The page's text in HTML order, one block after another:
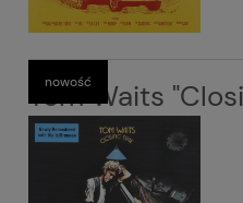
Tom Waits
nowość